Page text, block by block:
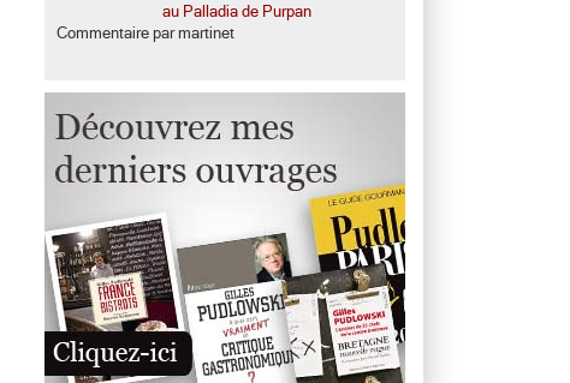
au Palladia de Purpan
Commentaire par martinet